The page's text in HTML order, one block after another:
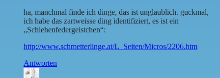
ha, manchmal finde ich dinge, das ist unglaublich. guckmal,
ich habe das zartweisse ding identifiziert, es ist ein
„Schlehenfedergeistchen“:
http://www.schmetterlinge.at/L_Seiten/Micros/2206.htm
Antworten